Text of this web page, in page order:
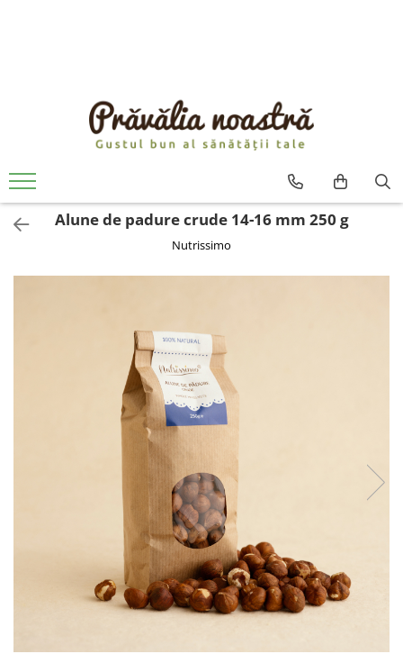
ULEIURI ȘI UNTURI
MĂSLINE
NUCI ȘI SEMINȚE
FRUCTE DESHIDRATATE
ÎNDULCITORI NATURALI / MIERE
FĂINĂ FĂRĂ GLUTEN
BĂUTURI / LAPTE VEGETAL
CREME ȘI PASTE TARTINABILE
CIOCOLATĂ ȘI CACAO
PRODUSE ROMÂNEȘTI
Alune de padure crude 14-16 mm 250 g
Nutrissimo